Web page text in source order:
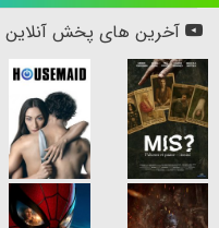
آخرین های پخش آنلاین